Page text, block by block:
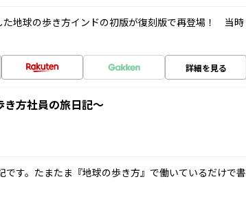
た地球の歩き方インドの初版が復刻版で再登場！ 当時
詳細を見る
方社員の旅日記～
す。たまたま『地球の歩き方』で働いているだけで書